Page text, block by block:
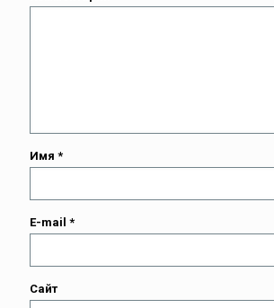
Имя *
E-mail *
Сайт